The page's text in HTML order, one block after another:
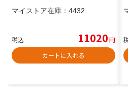
マイストア在庫： 4432
税込 11020円
カートに入れる